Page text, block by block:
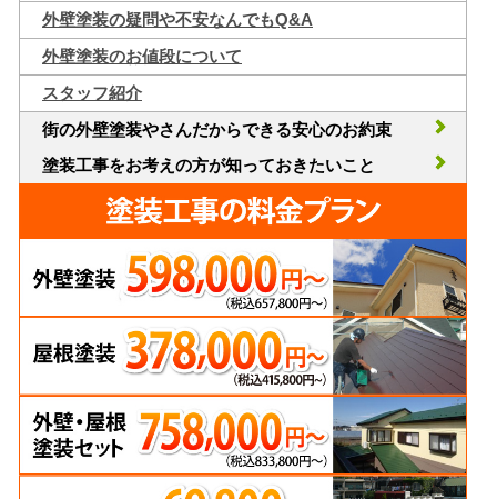
外壁塗装の疑問や不安なんでもQ&A
外壁塗装のお値段について
スタッフ紹介
街の外壁塗装やさんだからできる安心のお約束
塗装工事をお考えの方が知っておきたいこと